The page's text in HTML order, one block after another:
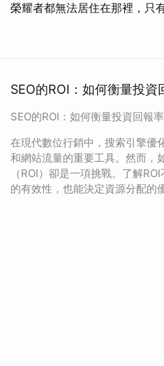
榮耀者都無法居住在那裡，只
SEO的ROI：如何衡量投資
SEO的ROI：如何衡量投資回報
在現代數位行銷中，搜索引擎優
和網站流量的重要工具。然而，
（ROI）卻是一項挑戰。了解
的有效性，也能決定資源分配的